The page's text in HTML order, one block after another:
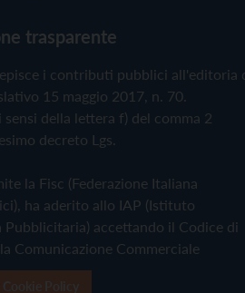
trasparente
i contributi pubblici all'editoria
15 maggio 2017, n. 70.
sensi della lettera f) del comma 2
decreto Lgs.
la Fisc (Federazione Italiana
ha aderito allo IAP (Istituto
accettando il Codice di
Comunicazione Commerciale